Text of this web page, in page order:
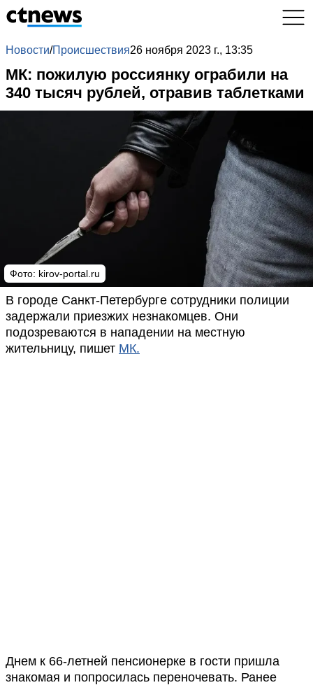
Новости/Происшествия26 ноября 2023 г., 13:35
МК: пожилую россиянку ограбили на
340 тысяч рублей, отравив таблетками
Фото: kirov-portal.ru
В городе Санкт-Петербурге сотрудники полиции
задержали приезжих незнакомцев. Они
подозреваются в нападении на местную
жительницу, пишет МК.
Днем к 66-летней пенсионерке в гости пришла
знакомая и попросилась переночевать. Ранее